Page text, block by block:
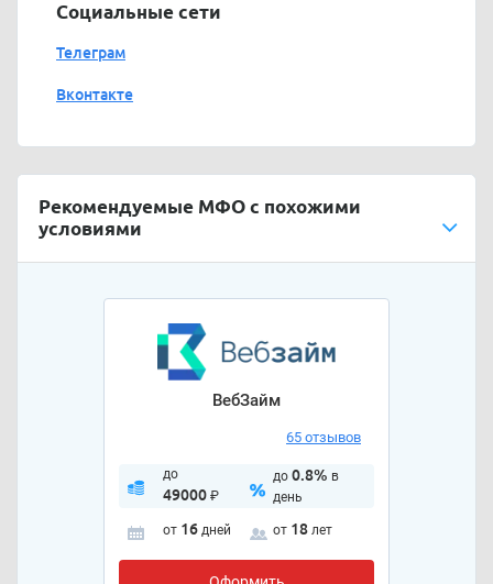
Социальные сети
Телеграм
Вконтакте
Рекомендуемые МФО с похожими
условиями
ВебЗайм
65 отзывов
до
49000₽
до 0.8% в
день
от 16 дней от 18 лет